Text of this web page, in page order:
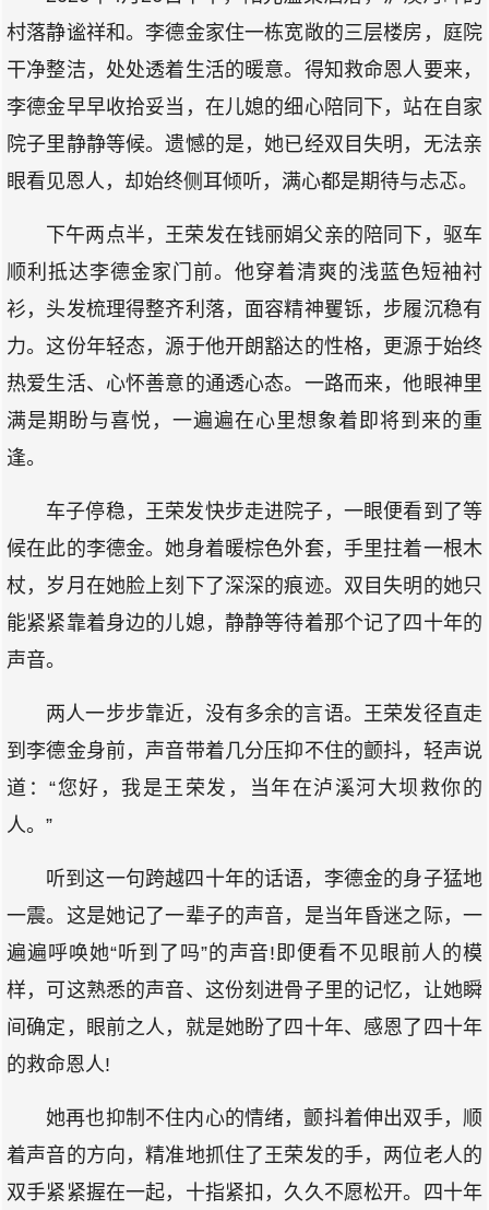
村落静谧祥和。李德金家住一栋宽敞的三层楼房，庭院
干净整洁，处处透着生活的暖意。得知救命恩人要来，
李德金早早收拾妥当，在儿媳的细心陪同下，站在自家
院子里静静等候。遗憾的是，她已经双目失明，无法亲
眼看见恩人，却始终侧耳倾听，满心都是期待与忐忑。
下午两点半，王荣发在钱丽娟父亲的陪同下，驱车
顺利抵达李德金家门前。他穿着清爽的浅蓝色短袖衬
衫，头发梳理得整齐利落，面容精神矍铄，步履沉稳有
力。这份年轻态，源于他开朗豁达的性格，更源于始终
热爱生活、心怀善意的通透心态。一路而来，他眼神里
满是期盼与喜悦，一遍遍在心里想象着即将到来的重
逢。
车子停稳，王荣发快步走进院子，一眼便看到了等
候在此的李德金。她身着暖棕色外套，手里拄着一根木
杖，岁月在她脸上刻下了深深的痕迹。双目失明的她只
能紧紧靠着身边的儿媳，静静等待着那个记了四十年的
声音。
两人一步步靠近，没有多余的言语。王荣发径直走
到李德金身前，声音带着几分压抑不住的颤抖，轻声说
道：“您好，我是王荣发，当年在泸溪河大坝救你的
人。”
听到这一句跨越四十年的话语，李德金的身子猛地
一震。这是她记了一辈子的声音，是当年昏迷之际，一
遍遍呼唤她“听到了吗”的声音!即便看不见眼前人的模
样，可这熟悉的声音、这份刻进骨子里的记忆，让她瞬
间确定，眼前之人，就是她盼了四十年、感恩了四十年
的救命恩人!
她再也抑制不住内心的情绪，颤抖着伸出双手，顺
着声音的方向，精准地抓住了王荣发的手，两位老人的
双手紧紧握在一起，十指紧扣，久久不愿松开。四十年